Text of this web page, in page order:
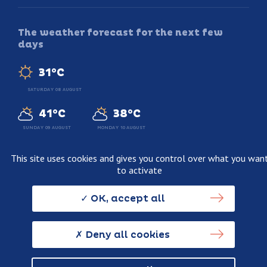
The weather forecast for the next few
days
31°C
SATURDAY 08 AUGUST
41°C
SUNDAY 09 AUGUST
38°C
MONDAY 10 AUGUST
Personnal data usage policy
This site uses cookies and gives you control over what you
to activate
OK, accept all
Deny all cookies